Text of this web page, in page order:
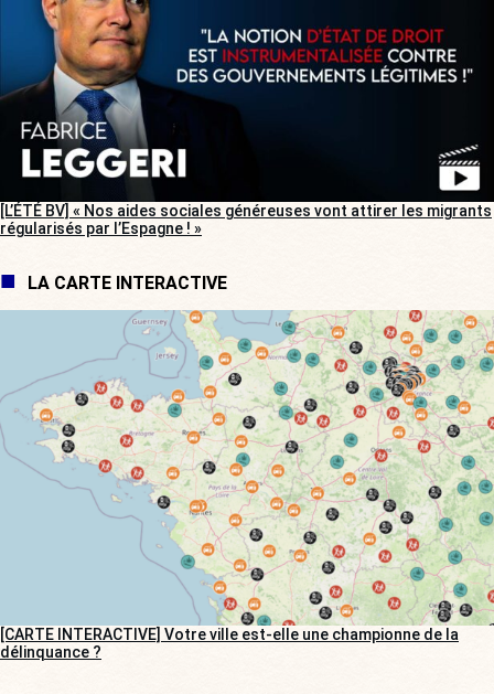
[L’ÉTÉ BV] « Nos aides sociales généreuses vont attirer les migrants
régularisés par l’Espagne ! »
LA CARTE INTERACTIVE
[CARTE INTERACTIVE] Votre ville est-elle une championne de la
délinquance ?